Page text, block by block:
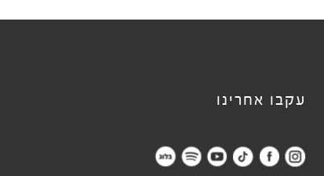
עקבו אחרינו